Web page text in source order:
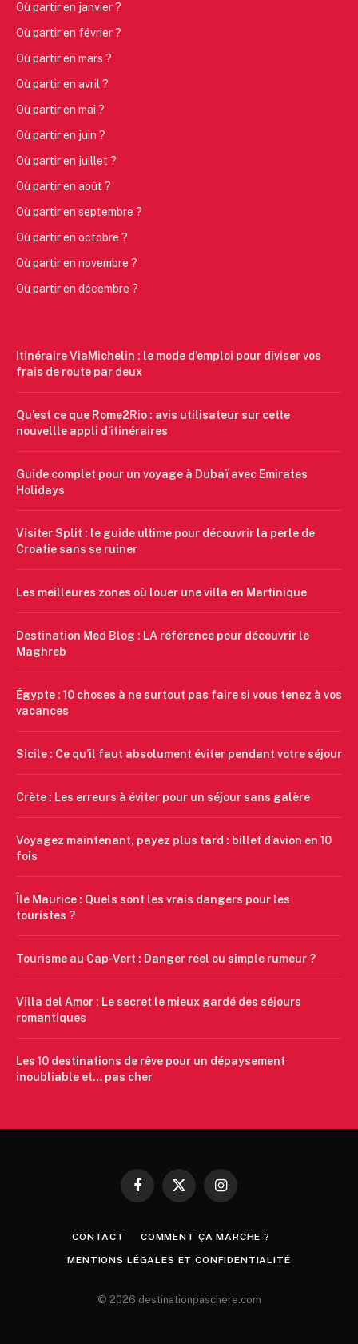
Où partir en janvier ?
Où partir en février ?
Où partir en mars ?
Où partir en avril ?
Où partir en mai ?
Où partir en juin ?
Où partir en juillet ?
Où partir en août ?
Où partir en septembre ?
Où partir en octobre ?
Où partir en novembre ?
Où partir en décembre ?
Itinéraire ViaMichelin : le mode d’emploi pour diviser vos
frais de route par deux
Qu’est ce que Rome2Rio : avis utilisateur sur cette
nouvellle appli d’itinéraires
Guide complet pour un voyage à Dubaï avec Emirates
Holidays
Visiter Split : le guide ultime pour découvrir la perle de
Croatie sans se ruiner
Les meilleures zones où louer une villa en Martinique
Destination Med Blog : LA référence pour découvrir le
Maghreb
Égypte : 10 choses à ne surtout pas faire si vous tenez à vos
vacances
Sicile : Ce qu’il faut absolument éviter pendant votre séjour
Crète : Les erreurs à éviter pour un séjour sans galère
Voyagez maintenant, payez plus tard : billet d’avion en 10
fois
Île Maurice : Quels sont les vrais dangers pour les
touristes ?
Tourisme au Cap-Vert : Danger réel ou simple rumeur ?
Villa del Amor : Le secret le mieux gardé des séjours
romantiques
Les 10 destinations de rêve pour un dépaysement
inoubliable et… pas cher
Facebook
X
Instagram
CONTACT COMMENT ÇA MARCHE ?
MENTIONS LÉGALES ET CONFIDENTIALITÉ
© 2026 destinationpaschere.com